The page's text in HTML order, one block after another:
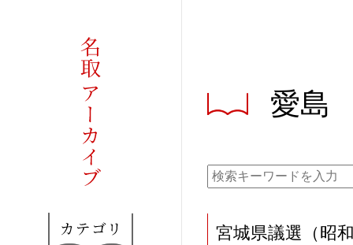
愛島
宮城県議選（昭